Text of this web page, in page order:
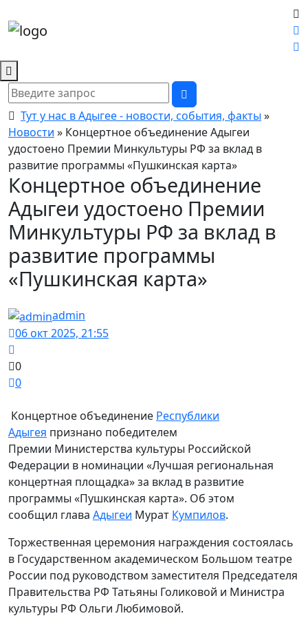
Тут у нас в Адыгее - новости, события, факты »
Новости » Концертное объединение Адыгеи
удостоено Премии Минкультуры РФ за вклад в
развитие программы «Пушкинская карта»
Концертное объединение
Адыгеи удостоено Премии
Минкультуры РФ за вклад в
развитие программы
«Пушкинская карта»
admin
06 окт 2025, 21:55
0
0
Концертное объединение Республики
Адыгея признано победителем
Премии Министерства культуры Российской
Федерации в номинации «Лучшая региональная
концертная площадка» за вклад в развитие
программы «Пушкинская карта». Об этом
сообщил глава Адыгеи Мурат Кумпилов.
Торжественная церемония награждения состоялась
в Государственном академическом Большом театре
России под руководством заместителя Председателя
Правительства РФ Татьяны Голиковой и Министра
культуры РФ Ольги Любимовой.